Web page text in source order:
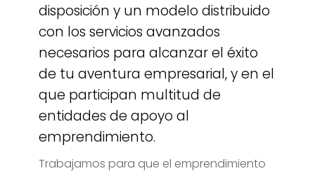
disposición y un modelo distribuido
con los servicios avanzados
necesarios para alcanzar el éxito
de tu aventura empresarial, y en el
que participan multitud de
entidades de apoyo al
emprendimiento.
Trabajamos para que el emprendimiento